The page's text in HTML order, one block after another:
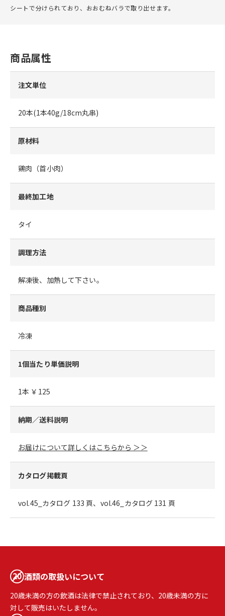
シートで分けられており、おおむねバラで取り出せます。
商品属性
注文単位
20本(1本40g/18cm丸串)
原材料
鶏肉（首小肉）
最終加工地
タイ
調理方法
解凍後、加熱して下さい。
商品種別
冷凍
1個当たり単価説明
1本 ￥125
納期／送料説明
お届けについて詳しくはこちらから ＞＞
カタログ掲載頁
vol.45_カタログ 133 頁、vol.46_カタログ 131 頁
酒類の取扱いについて
20歳未満の方の飲酒は法律で禁止されており、20歳未満の方に
対して販売はいたしません。